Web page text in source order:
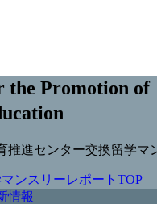
the Promotion of
推進センター交換留学マ
ンスリーレポートTOP
情報